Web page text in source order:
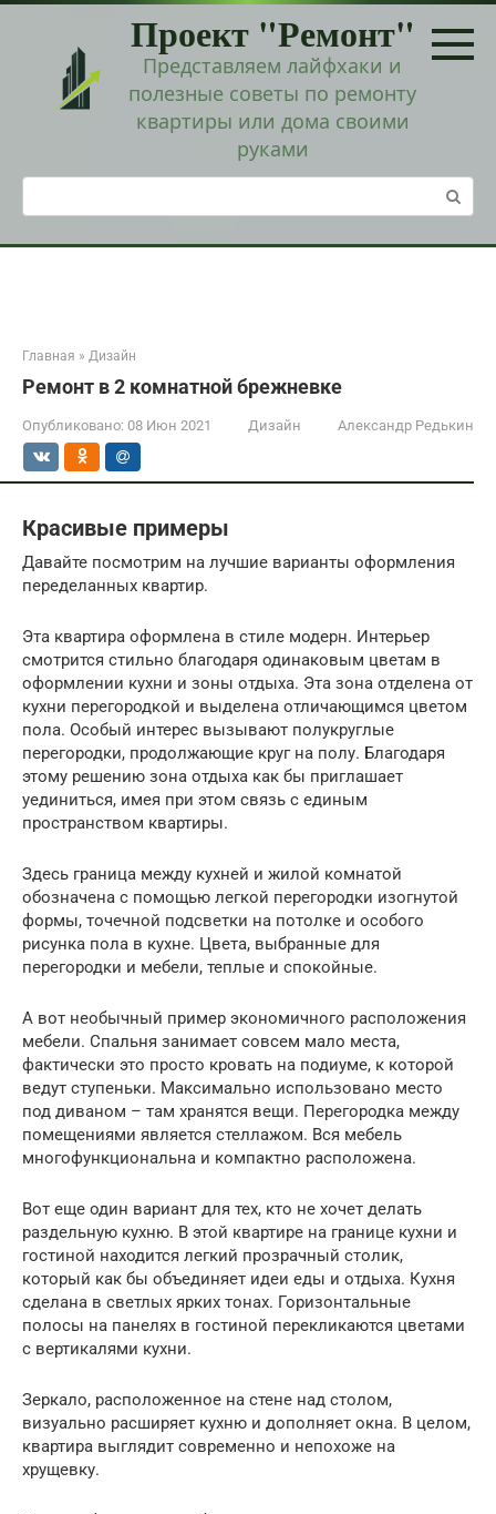
Перейти
Проект "Ремонт"
Представляем лайфхаки и
полезные советы по ремонту
квартиры или дома своими
руками
Поиск:
Главная » Дизайн
Ремонт в 2 комнатной брежневке
Опубликовано: 08 Июн 2021 Дизайн Александр Редькин
Красивые примеры
Давайте посмотрим на лучшие варианты оформления
переделанных квартир.
Эта квартира оформлена в стиле модерн. Интерьер
смотрится стильно благодаря одинаковым цветам в
оформлении кухни и зоны отдыха. Эта зона отделена от
кухни перегородкой и выделена отличающимся цветом
пола. Особый интерес вызывают полукруглые
перегородки, продолжающие круг на полу. Благодаря
этому решению зона отдыха как бы приглашает
уединиться, имея при этом связь с единым
пространством квартиры.
Здесь граница между кухней и жилой комнатой
обозначена с помощью легкой перегородки изогнутой
формы, точечной подсветки на потолке и особого
рисунка пола в кухне. Цвета, выбранные для
перегородки и мебели, теплые и спокойные.
А вот необычный пример экономичного расположения
мебели. Спальня занимает совсем мало места,
фактически это просто кровать на подиуме, к которой
ведут ступеньки. Максимально использовано место
под диваном – там хранятся вещи. Перегородка между
помещениями является стеллажом. Вся мебель
многофункциональна и компактно расположена.
Вот еще один вариант для тех, кто не хочет делать
раздельную кухню. В этой квартире на границе кухни и
гостиной находится легкий прозрачный столик,
который как бы объединяет идеи еды и отдыха. Кухня
сделана в светлых ярких тонах. Горизонтальные
полосы на панелях в гостиной перекликаются цветами
с вертикалями кухни.
Зеркало, расположенное на стене над столом,
визуально расширяет кухню и дополняет окна. В целом,
квартира выглядит современно и непохоже на
хрущевку.